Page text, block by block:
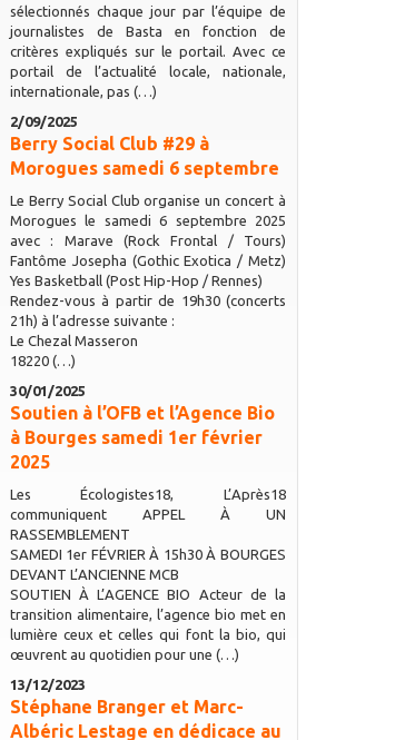
sélectionnés chaque jour par l’équipe de
journalistes de Basta en fonction de
critères expliqués sur le portail. Avec ce
portail de l’actualité locale, nationale,
internationale, pas (…)
2/09/2025
Berry Social Club #29 à
Morogues samedi 6 septembre
Le Berry Social Club organise un concert à
Morogues le samedi 6 septembre 2025
avec : Marave (Rock Frontal / Tours)
Fantôme Josepha (Gothic Exotica / Metz)
Yes Basketball (Post Hip-Hop / Rennes)
Rendez-vous à partir de 19h30 (concerts
21h) à l’adresse suivante :
Le Chezal Masseron
18220 (…)
30/01/2025
Soutien à l’OFB et l’Agence Bio
à Bourges samedi 1er février
2025
Les Écologistes18, L’Après18
communiquent APPEL À UN
RASSEMBLEMENT
SAMEDI 1er FÉVRIER À 15h30 À BOURGES
DEVANT L’ANCIENNE MCB
SOUTIEN À L’AGENCE BIO Acteur de la
transition alimentaire, l’agence bio met en
lumière ceux et celles qui font la bio, qui
œuvrent au quotidien pour une (…)
13/12/2023
Stéphane Branger et Marc-
Albéric Lestage en dédicace au